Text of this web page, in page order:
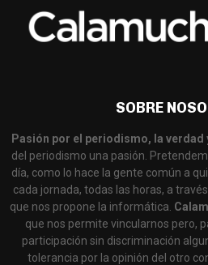
SOBRE
Pasión por el periodismo, la verdad
del periodismo una pasión.
día, como lo hace la gente común a
cada jornada, todas las horas, a
que nos propone la informática.
que nos permite vincularnos pero,
participación sin discriminación
tolerancia por la opinión del otro